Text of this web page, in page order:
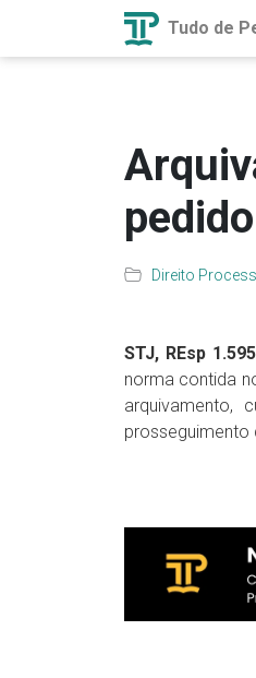
Tudo de
Direito
STJ, REsp
norma contida
arquivamento,
prosseguimento